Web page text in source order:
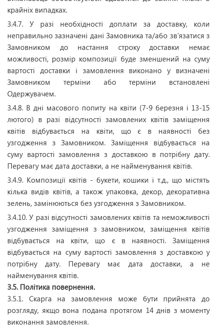
крайніх випадках.
3.4.7. У разі необхідності доплати за доставку, коли
неправильно зазначені дані Замовника та/або зв'язатися з
Замовником до настання строку доставки немає
можливості, розмір композиції буде зменшений на суму
вартості доставки і замовлення виконано у визначені
Замовником терміни або терміни встановлені
Одержувачем.
3.4.8. В дні масового попиту на квіти (7-9 березня і 13-15
лютого) в разі відсутності замовлених квітів заміщення
квітів відбувається на квіти, що є в наявності без
узгодження з Замовником. Заміщення відбувається на
суму вартості замовлення з доставкою в потрібну дату.
Перевагу має дата доставки, а не найменування квітів.
3.4.9. Композиції квітів - букети, кошики і т.д., що містять
кілька видів квітів, а також упаковка, декор, декоративна
зелень, замінюються без узгодження з Замовником.
3.4.10. У разі відсутності замовлених квітів та неможливості
узгодження заміщення з замовником, заміщення квітів
відбувається на квіти, що є в наявності. Заміщення
відбувається на суму вартості замовлення з доставкою у
потрібну дату. Перевагу має дата доставки, а не
найменування квітів.
3.5. Політика повернення.
3.5.1. Скарга на замовлення може бути прийнята до
розгляду, якщо вона подана протягом 14 днів з моменту
виконання замовлення.